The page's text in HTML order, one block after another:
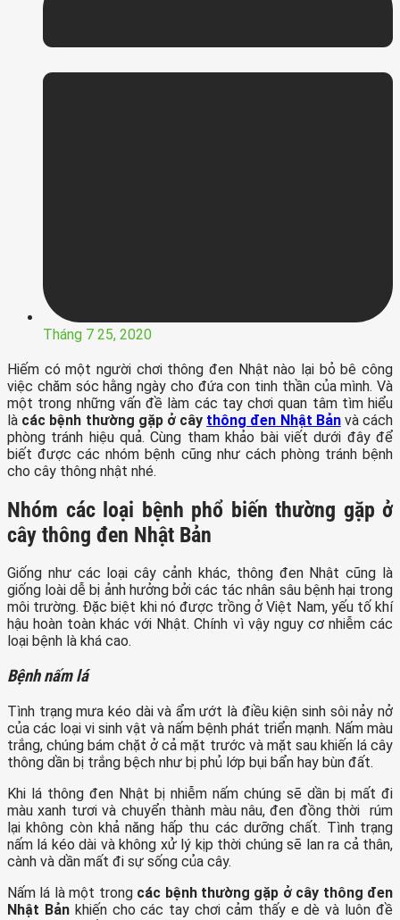
Tháng 7 25, 2020
Hiếm có một người chơi thông đen Nhật nào lại bỏ bê công
việc chăm sóc hằng ngày cho đứa con tinh thần của mình. Và
một trong những vấn đề làm các tay chơi quan tâm tìm hiểu
là các bệnh thường gặp ở cây thông đen Nhật Bảnvà cách
phòng tránh hiệu quả. Cùng tham khảo bài viết dưới đây để
biết được các nhóm bệnh cũng như cách phòng tránh bệnh
cho cây thông nhật nhé.
Nhóm các loại bệnh phổ biến thường gặp ở
cây thông đen Nhật Bản
Giống như các loại cây cảnh khác, thông đen Nhật cũng là
giống loài dễ bị ảnh hưởng bởi các tác nhân sâu bệnh hại trong
môi trường. Đặc biệt khi nó được trồng ở Việt Nam, yếu tố khí
hậu hoàn toàn khác với Nhật. Chính vì vậy nguy cơ nhiễm các
loại bệnh là khá cao.
Bệnh nấm lá
Tình trạng mưa kéo dài và ẩm ướt là điều kiện sinh sôi nảy nở
của các loại vi sinh vật và nấm bệnh phát triển mạnh. Nấm màu
trắng, chúng bám chặt ở cả mặt trước và mặt sau khiến lá cây
thông dần bị trắng bệch như bị phủ lớp bụi bẩn hay bùn đất.
Khi lá thông đen Nhật bị nhiễm nấm chúng sẽ dần bị mất đi
màu xanh tươi và chuyển thành màu nâu, đen đồng thời rúm
lại không còn khả năng hấp thu các dưỡng chất. Tình trạng
nấm lá kéo dài và không xử lý kịp thời chúng sẽ lan ra cả thân,
cành và dần mất đi sự sống của cây.
Nấm lá là một trong các bệnh thường gặp ở cây thông đen
Nhật Bảnkhiến cho các tay chơi cảm thấy e dè và luôn đề